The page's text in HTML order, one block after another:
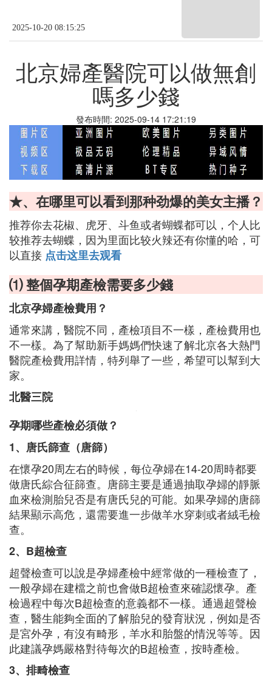
2025-10-20 08:15:25
北京婦產醫院可以做無創
嗎多少錢
發布時間: 2025-09-14 17:21:19
★、在哪里可以看到那种劲爆的美女主播？
推荐你去花椒、虎牙、斗鱼或者蝴蝶都可以，个人比
较推荐去蝴蝶，因为里面比较火辣还有你懂的哈，可
以直接 点击这里去观看
⑴ 整個孕期產檢需要多少錢
北京孕婦產檢費用？
通常來講，醫院不同，產檢項目不一樣，產檢費用也
不一樣。為了幫助新手媽媽們快速了解北京各大熱門
醫院產檢費用詳情，特列舉了一些，希望可以幫到大
家。
北醫三院
孕期哪些產檢必須做？
1、唐氏篩查（唐篩）
在懷孕20周左右的時候，每位孕婦在14-20周時都要
做唐氏綜合征篩查。唐篩主要是通過抽取孕婦的靜脈
血來檢測胎兒否是有唐氏兒的可能。如果孕婦的唐篩
結果顯示高危，還需要進一步做羊水穿刺或者絨毛檢
查。
2、B超檢查
超聲檢查可以說是孕婦產檢中經常做的一種檢查了，
一般孕婦在建檔之前也會做B超檢查來確認懷孕。產
檢過程中每次B超檢查的意義都不一樣。通過超聲檢
查，醫生能夠全面的了解胎兒的發育狀況，例如是否
是宮外孕，有沒有畸形，羊水和胎盤的情況等等。因
此建議孕媽嚴格對待每次的B超檢查，按時產檢。
3、排畸檢查